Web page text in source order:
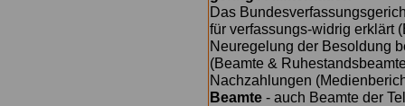
Das
für verfassungs-widrig erklärt
Neuregelung der Besoldung
(Beamte &
Nachzahlungen
Beamte - auch Beamte der